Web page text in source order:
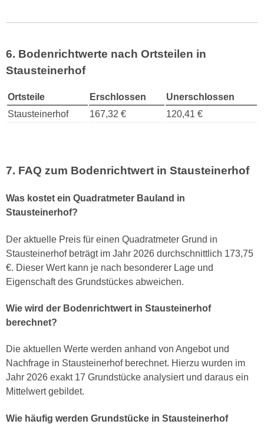
6. Bodenrichtwerte nach Ortsteilen in
Stausteinerhof
Ortsteile Erschlossen
Unerschlossen
Stausteinerhof
167,32 € 120,41 €
7. FAQ zum Bodenrichtwert in Stausteinerhof
Was kostet ein Quadratmeter Bauland in
Stausteinerhof?
Der aktuelle Preis für einen Quadratmeter Grund in
Stausteinerhof beträgt im Jahr 2026 durchschnittlich 173,75
€. Dieser Wert kann je nach besonderer Lage und
Eigenschaft des Grundstückes abweichen.
Wie wird der Bodenrichtwert in Stausteinerhof
berechnet?
Die aktuellen Werte werden anhand von Angebot und
Nachfrage in Stausteinerhof berechnet. Hierzu wurden im
Jahr 2026 exakt 17 Grundstücke analysiert und daraus ein
Mittelwert gebildet.
Wie häufig werden Grundstücke in Stausteinerhof